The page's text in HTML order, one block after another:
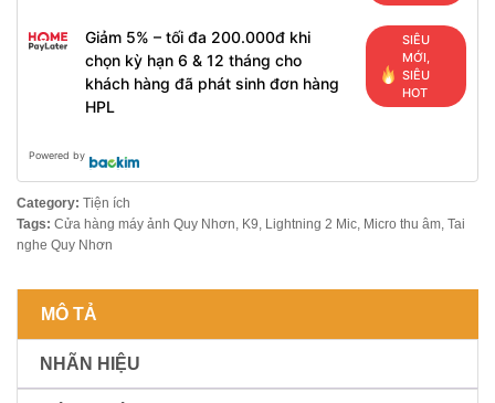
Giảm 5% – tối đa 200.000đ khi
chọn kỳ hạn 6 & 12 tháng cho
khách hàng đã phát sinh đơn hàng
HPL
SIÊU
MỚI,
SIÊU
HOT
Powered by
Category: Tiện ích
Tags: Cửa hàng máy ảnh Quy Nhơn, K9, Lightning 2 Mic, Micro thu âm, Tai
nghe Quy Nhơn
MÔ TẢ
NHÃN HIỆU